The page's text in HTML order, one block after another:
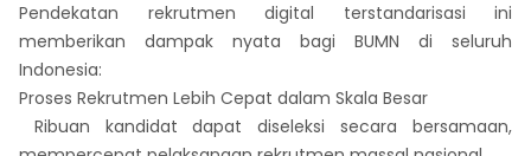
Pendekatan rekrutmen digital terstandarisasi ini
memberikan dampak nyata bagi BUMN di seluruh
Indonesia:
Proses Rekrutmen Lebih Cepat dalam Skala Besar
Ribuan kandidat dapat diseleksi secara bersamaan,